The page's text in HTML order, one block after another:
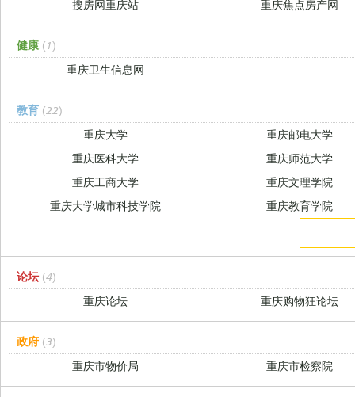
搜房网重庆站
重庆焦点房产网
健康 (1)
重庆卫生信息网
教育 (22)
重庆大学
重庆邮电大学
重庆医科大学
重庆师范大学
重庆工商大学
重庆文理学院
重庆大学城市科技学院
重庆教育学院
论坛 (4)
重庆论坛
重庆购物狂论坛
政府 (3)
重庆市物价局
重庆市检察院